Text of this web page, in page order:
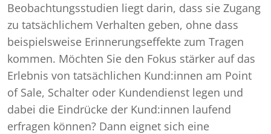
Beobachtungsstudien liegt darin, dass sie Zugang
zu tatsächlichem Verhalten geben, ohne dass
beispielsweise Erinnerungseffekte zum Tragen
kommen. Möchten Sie den Fokus stärker auf das
Erlebnis von tatsächlichen Kund:innen am Point
of Sale, Schalter oder Kundendienst legen und
dabei die Eindrücke der Kund:innen laufend
erfragen können? Dann eignet sich eine